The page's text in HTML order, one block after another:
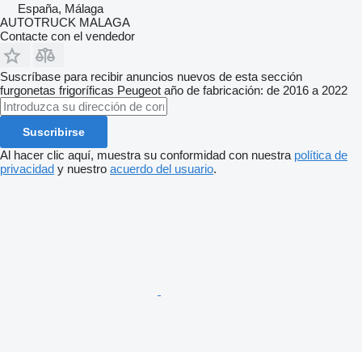
España, Málaga
AUTOTRUCK MALAGA
Contacte con el vendedor
Suscríbase para recibir anuncios nuevos de esta sección
furgonetas frigoríficas Peugeot año de fabricación: de 2016 a 2022
Suscribirse
Al hacer clic aquí, muestra su conformidad con nuestra política de
privacidad y nuestro acuerdo del usuario.